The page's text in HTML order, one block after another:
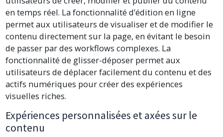
en temps réel. La fonctionnalité d’édition en ligne
permet aux utilisateurs de visualiser et de modifier le
contenu directement sur la page, en évitant le besoin
de passer par des workflows complexes. La
fonctionnalité de glisser-déposer permet aux
utilisateurs de déplacer facilement du contenu et des
actifs numériques pour créer des expériences
visuelles riches.
Expériences personnalisées et axées sur le
contenu